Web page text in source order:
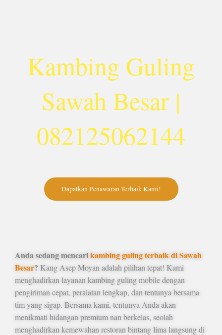
Kambing Guling
Sawah Besar |
082125062144
Dapatkan Penawaran Terbaik Kami!
Anda sedang mencarikambing guling terbaik di Sawah
Besar? Kang Asep Moyan adalah pilihan tepat! Kami
menghadirkan layanan kambing guling mobile dengan
pengiriman cepat, peralatan lengkap, dan tentunya bersama
tim yang sigap. Bersama kami, tentunya Anda akan
menikmati hidangan premium nan berkelas, seolah
menghadirkan kemewahan restoran bintang lima langsung di